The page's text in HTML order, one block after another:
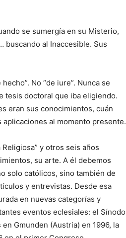
se sumergía en su Misterio,
buscando al Inaccesible. Sus
No “de iure”. Nunca se
tesis doctoral que iba eligiendo.
eran sus conocimientos, cuán
al momento presente.
y otros seis años
su arte. A él debemos
solo católicos, sino también de
y entrevistas. Desde esa
en nuevas categorías y
eventos eclesiales: el Sínodo
Gmunden (Austria) en 1996, la